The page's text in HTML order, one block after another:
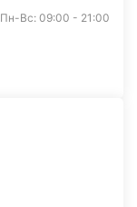
Пн-Вс: 09:00 - 21:00